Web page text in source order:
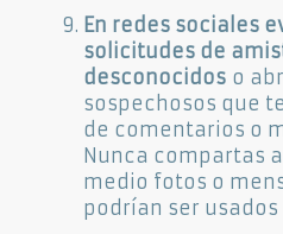
En redes sociales
solicitudes de
desconocidos o
sospechosos que
de comentarios o
Nunca compartas
medio fotos o
podrían ser